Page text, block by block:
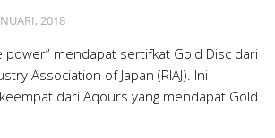
2018
power” mendapat sertifkat Gold Disc dari
Association of Japan (RIAJ). Ini
dari Aqours yang mendapat Gold